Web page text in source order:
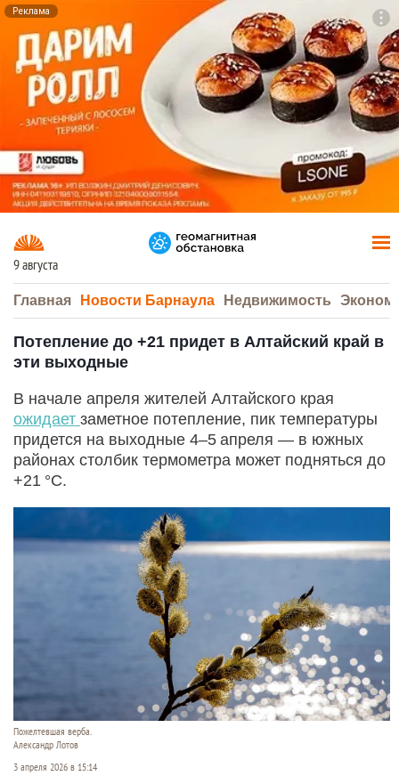
Реклама
9 августа
Главная Новости Барнаула Недвижимость
Потепление до +21 придет в Алтайский край в
эти выходные
В начале апреля жителей Алтайского края
ожидает заметное потепление, пик температуры
придется на выходные 4–5 апреля — в южных
районах столбик термометра может подняться до
+21 °C.
Пожелтевшая верба.
Александр Лотов
3 апреля 2026 в 15:14